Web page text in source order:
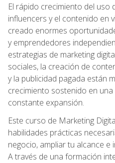
El rápido crecimiento del uso
influencers y el contenido en
creado enormes
y emprendedores
estrategias de marketing
sociales, la creación de
y la publicidad pagada están
crecimiento sostenido en
constante expansión.
Este curso de Marketing
habilidades prácticas
negocio, ampliar tu alcance e
A través de una formación